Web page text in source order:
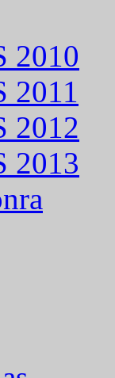
2010
2011
2012
2013